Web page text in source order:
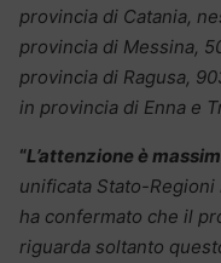
provincia di Catania,
provincia di Messina,
provincia di Ragusa,
in provincia di Enna e
“L’attenzione è
unificata Stato-
ha confermato che il
riguarda soltanto